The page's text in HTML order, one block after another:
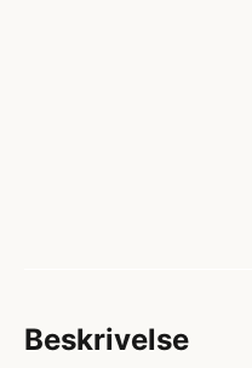
Beskrivelse